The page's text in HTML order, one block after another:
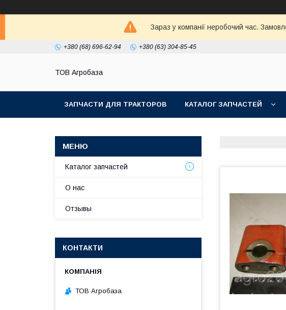
Зараз у компанії неробочий час.
+380 (68) 696-62-94 +380 (63) 304-85-45
ТОВ Агробаза
ЗАПЧАСТИ ДЛЯ ТРАКТОРОВ КАТАЛОГ ЗАПЧАСТЕЙ
Каталог запчастей
О нас
Отзывы
КОНТАКТИ
ТОВ Агробаза